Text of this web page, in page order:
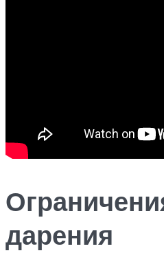
дарения